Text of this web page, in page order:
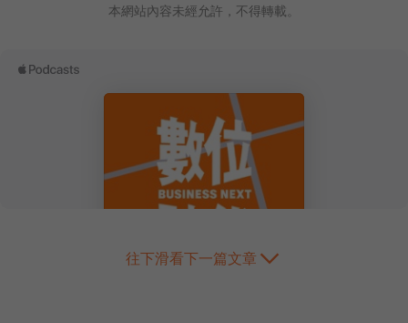
本網站內容未經允許，不得轉載。
往下滑看下一篇文章